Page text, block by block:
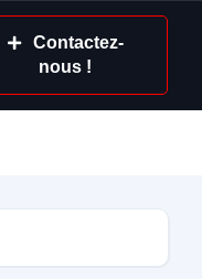
Contactez-
nous !